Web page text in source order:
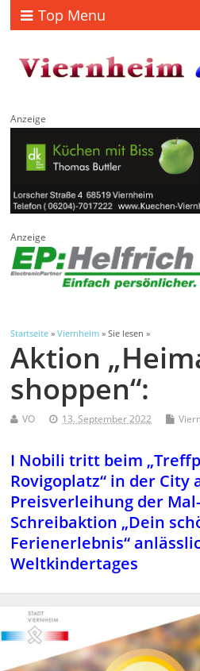
Top Menu
Anzeige
Anzeige
Startseite »Viernheim » Sie lesen »
Aktion
shoppen“:
VO 13. September 2022
I Nobili tritt beim
Rovigoplatz“ in der City
Preisverleihung der
Schreibaktion „Dein
Ferienerlebnis“
Weltkindertages